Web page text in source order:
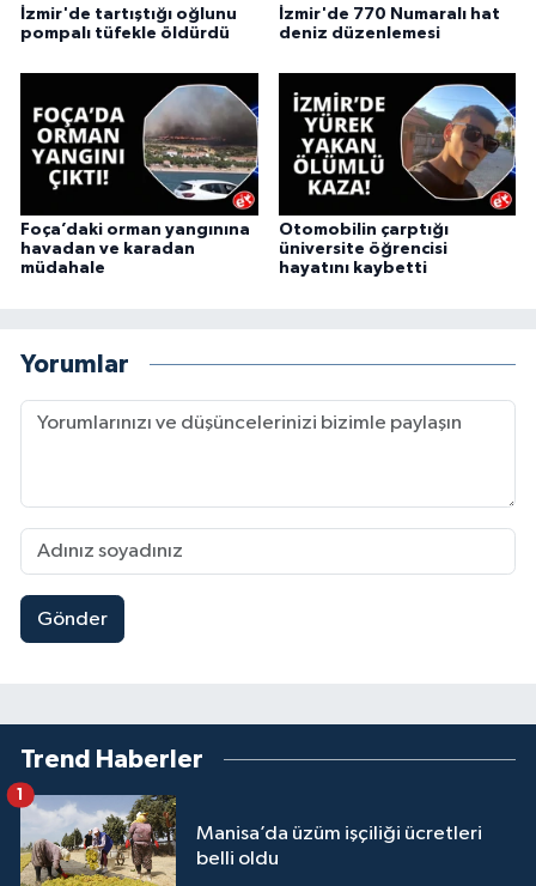
İzmir'de tartıştığı oğlunu
pompalı tüfekle öldürdü
İzmir'de 770 Numaralı hat
deniz düzenlemesi
Foça’daki orman yangınına
havadan ve karadan
müdahale
Otomobilin çarptığı
üniversite öğrencisi
hayatını kaybetti
Yorumlar
Gönder
Trend Haberler
Manisa’da üzüm işçiliği ücretleri
belli oldu
1